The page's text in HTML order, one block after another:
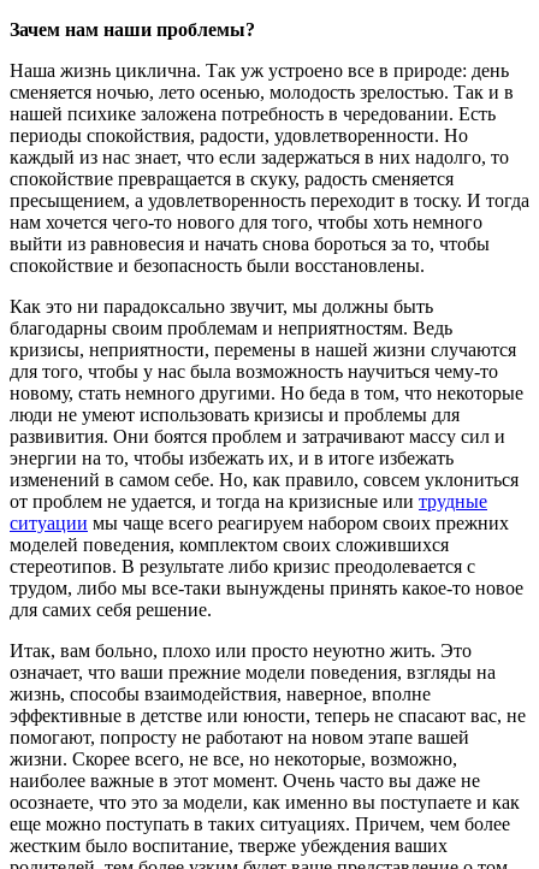
Зачем нам наши проблемы?
Наша жизнь циклична. Так уж устроено все в природе: день
сменяется ночью, лето осенью, молодость зрелостью. Так и в
нашей психике заложена потребность в чередовании. Есть
периоды спокойствия, радости, удовлетворенности. Но
каждый из нас знает, что если задержаться в них надолго, то
спокойствие превращается в скуку, радость сменяется
пресыщением, а удовлетворенность переходит в тоску. И тогда
нам хочется чего-то нового для того, чтобы хоть немного
выйти из равновесия и начать снова бороться за то, чтобы
спокойствие и безопасность были восстановлены.
Как это ни парадоксально звучит, мы должны быть
благодарны своим проблемам и неприятностям. Ведь
кризисы, неприятности, перемены в нашей жизни случаются
для того, чтобы у нас была возможность научиться чему-то
новому, стать немного другими. Но беда в том, что некоторые
люди не умеют использовать кризисы и проблемы для
развивития. Они боятся проблем и затрачивают массу сил и
энергии на то, чтобы избежать их, и в итоге избежать
изменений в самом себе. Но, как правило, совсем уклониться
от проблем не удается, и тогда на кризисные или трудные
ситуации мы чаще всего реагируем набором своих прежних
моделей поведения, комплектом своих сложившихся
стереотипов. В результате либо кризис преодолевается с
трудом, либо мы все-таки вынуждены принять какое-то новое
для самих себя решение.
Итак, вам больно, плохо или просто неуютно жить. Это
означает, что ваши прежние модели поведения, взгляды на
жизнь, способы взаимодействия, наверное, вполне
эффективные в детстве или юности, теперь не спасают вас, не
помогают, попросту не работают на новом этапе вашей
жизни. Скорее всего, не все, но некоторые, возможно,
наиболее важные в этот момент. Очень часто вы даже не
осознаете, что это за модели, как именно вы поступаете и как
еще можно поступать в таких ситуациях. Причем, чем более
жестким было воспитание, тверже убеждения ваших